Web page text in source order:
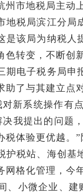
州市地税局主动
税局滨江分局
是该局为纳税
色转变，不断创
电子税务局申
助了与其建立点
系统操作有点
我提出的问题
税体验更优越。
税站、海创基
网格化管理，今
、小微企业、